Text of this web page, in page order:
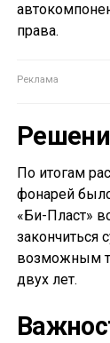
права.
По итогам
фонарей
«Би-Пласт»
закончиться
возможным
двух лет.